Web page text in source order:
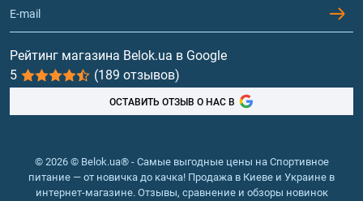
Гейнеры
Витамины и минералы
Рыбий жир, жирные кислоты
Рейтинг магазина Belok.ua в Google
5
(189 отзывов)
ОСТАВИТЬ ОТЗЫВ О НАС В
© 2026 © Belok.ua® - Самые выгодные цены на Спортивное
питание — от новичка до качка! Продажа в Киеве и Украине в
интернет-магазине. Отзывы, сравнение и обзоры новинок